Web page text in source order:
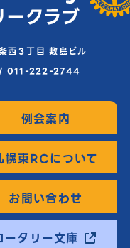
３丁目 敷島ビル
011-222-2744
例会案内
幌東RCについて
お問い合わせ
ータリー文庫